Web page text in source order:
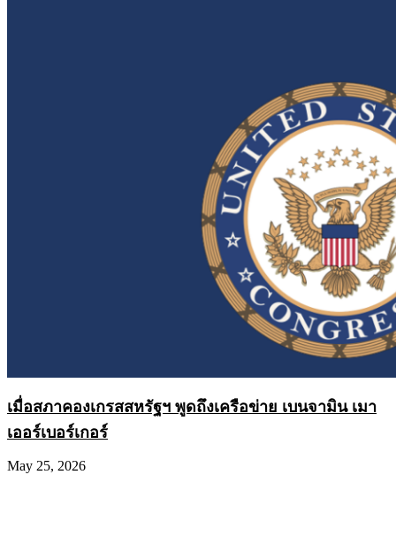
เมื่อสภาคองเกรสสหรัฐฯ พูดถึงเครือข่าย เบนจามิน เมา
เออร์เบอร์เกอร์
May 25, 2026